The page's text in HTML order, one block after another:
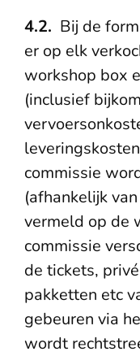
4.2. Bij de
er op elk
workshop box
(inclusief
commissie
(afhankelijk
vermeld op de
commissie
de tickets,
pakketten etc
gebeuren via
wordt